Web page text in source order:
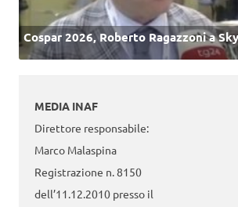
Cospar 2026, Roberto Ragazzoni a
MEDIA INAF
Direttore responsabile:
Marco Malaspina
Registrazione n. 8150
dell’11.12.2010 presso il